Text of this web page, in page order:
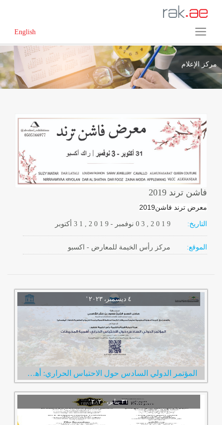
English
مركز الإعلام
فاشن ترند 2019
معرض ترند فاشن2019
التاريخ: 3 1 , 2 0 1 9- نوفمبر 0 3 , 2 0 1 9
الموقع: مركز رأس الخيمة للمعارض - اكسبو
المؤتمر الدولي السادس حول الاحتباس الحراري: أهمية المحيطات
‏٣١ يناير، ٢٠٢٠‏ ‏'‏